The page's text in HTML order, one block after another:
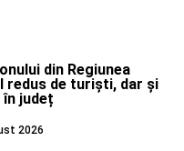
din Regiunea
redus de turiști, dar și
județ
2026